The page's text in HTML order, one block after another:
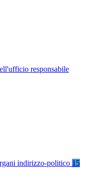
responsabile
indirizzo-politico 15